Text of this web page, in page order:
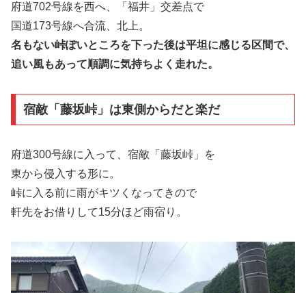
府道702号線を西へ、「福井」交差点で
国道173号線へ合流、北上。
名もない峠ぽいところを下った後は平坦に感じる区間で、
追い風もあって順調に気持ちよく走れた。
宿敵「藤坂峠」は東側からだと楽だ
府道300号線に入って、宿敵「藤坂峠」を
東から侵入する形に。
峠に入る前に雨がキツくなってきので
軒先をお借りして15分ほど雨宿り。